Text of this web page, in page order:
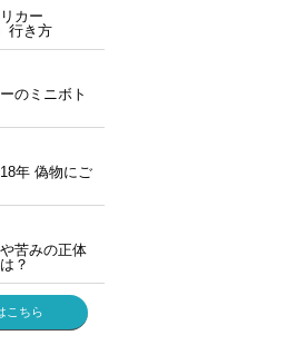
カー
行き方
のミニボト
年 偽物にご
苦みの正体
？
こちら